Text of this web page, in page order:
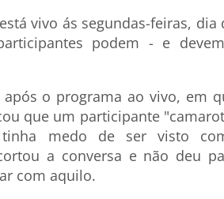
vivo ás segundas-feiras, dia
podem - e
o programa ao vivo, em
que um participante
tinha medo de ser visto
a conversa e não deu
com aquilo.